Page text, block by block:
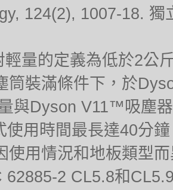
124(2), 1007-18.
輕量的定義為低於2公
筒裝滿條件下，於
與Dyson V11™吸塵
使用時間最長達40分
使用情況和地板類型
62885-2 CL5.8和